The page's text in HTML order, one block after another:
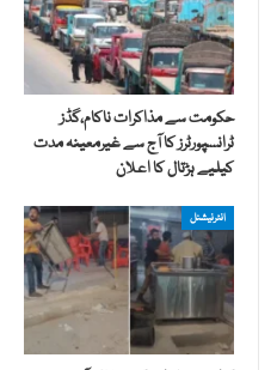
حکومت سے مذاکرات ناکام،گڈز
ٹرانسپورٹرز کا آج سے غیرمعینہ مدت
کیلیے ہڑتال کا اعلان
انٹرنیشنل